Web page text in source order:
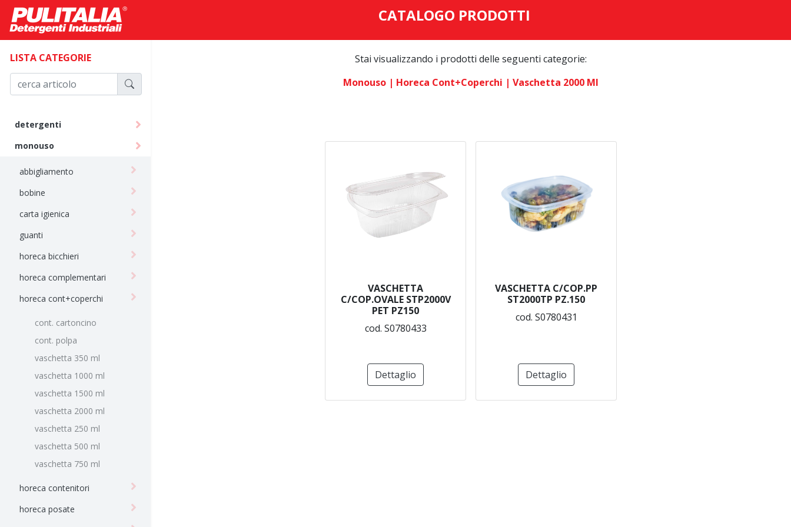
CATALOGO PRODOTTI
LISTA CATEGORIE
detergenti
monouso
abbigliamento
bobine
carta igienica
guanti
horeca bicchieri
horeca complementari
horeca cont+coperchi
cont. cartoncino
cont. polpa
vaschetta 350 ml
vaschetta 1000 ml
vaschetta 1500 ml
vaschetta 2000 ml
vaschetta 250 ml
vaschetta 500 ml
vaschetta 750 ml
horeca contenitori
horeca posate
Stai visualizzando i prodotti delle seguenti categorie:
Monouso | Horeca Cont+coperchi | Vaschetta 2000 Ml
VASCHETTA
C/COP.OVALE STP2000V
PET PZ150
cod. S0780433
Dettaglio
VASCHETTA C/COP.PP
ST2000TP PZ.150
cod. S0780431
Dettaglio